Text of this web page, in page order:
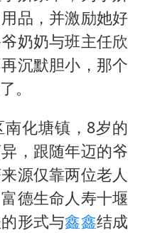
品，并激励她好
奶奶与班主任欣
沉默胆小，那个
。
化塘镇，8岁的
，跟随年迈的爷
源仅靠两位老人
德生命人寿十堰
形式与鑫鑫结成